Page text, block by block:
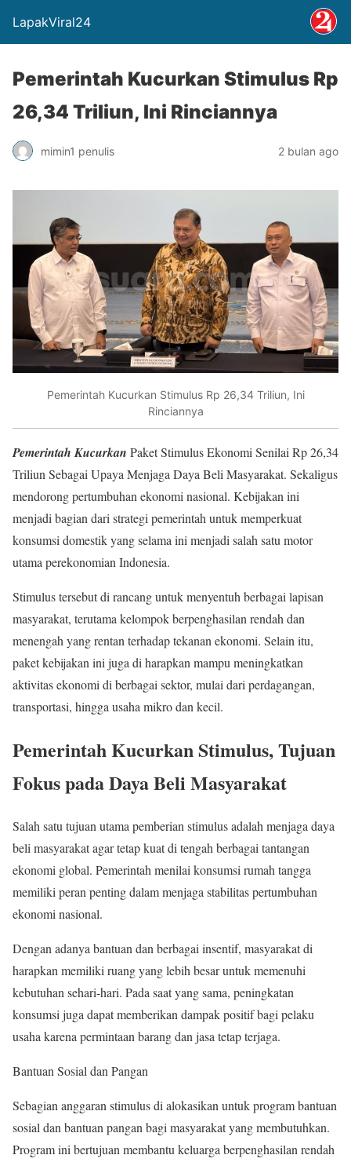
LapakViral24
Pemerintah Kucurkan Stimulus Rp
26,34 Triliun, Ini Rinciannya
mimin1 penulis 2 bulan ago
Pemerintah Kucurkan Stimulus Rp 26,34 Triliun, Ini
Rinciannya
Pemerintah Kucurkan Paket Stimulus Ekonomi Senilai Rp 26,34
Triliun Sebagai Upaya Menjaga Daya Beli Masyarakat. Sekaligus
mendorong pertumbuhan ekonomi nasional. Kebijakan ini
menjadi bagian dari strategi pemerintah untuk memperkuat
konsumsi domestik yang selama ini menjadi salah satu motor
utama perekonomian Indonesia.
Stimulus tersebut di rancang untuk menyentuh berbagai lapisan
masyarakat, terutama kelompok berpenghasilan rendah dan
menengah yang rentan terhadap tekanan ekonomi. Selain itu,
paket kebijakan ini juga di harapkan mampu meningkatkan
aktivitas ekonomi di berbagai sektor, mulai dari perdagangan,
transportasi, hingga usaha mikro dan kecil.
Pemerintah Kucurkan Stimulus, Tujuan
Fokus pada Daya Beli Masyarakat
Salah satu tujuan utama pemberian stimulus adalah menjaga daya
beli masyarakat agar tetap kuat di tengah berbagai tantangan
ekonomi global. Pemerintah menilai konsumsi rumah tangga
memiliki peran penting dalam menjaga stabilitas pertumbuhan
ekonomi nasional.
Dengan adanya bantuan dan berbagai insentif, masyarakat di
harapkan memiliki ruang yang lebih besar untuk memenuhi
kebutuhan sehari-hari. Pada saat yang sama, peningkatan
konsumsi juga dapat memberikan dampak positif bagi pelaku
usaha karena permintaan barang dan jasa tetap terjaga.
Bantuan Sosial dan Pangan
Sebagian anggaran stimulus di alokasikan untuk program bantuan
sosial dan bantuan pangan bagi masyarakat yang membutuhkan.
Program ini bertujuan membantu keluarga berpenghasilan rendah